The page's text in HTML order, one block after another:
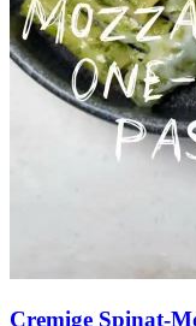
Cremige Spinat-